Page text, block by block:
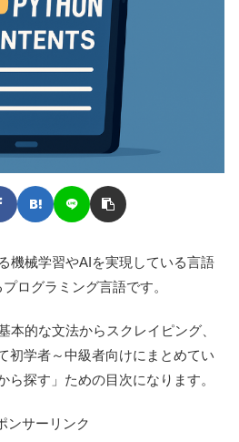
機械学習やAIを実現している言語
ログラミング言語です。
本的な文法からスクレイピング、
初学者～中級者向けにまとめてい
ら探す」ための目次になります。
ンサーリンク